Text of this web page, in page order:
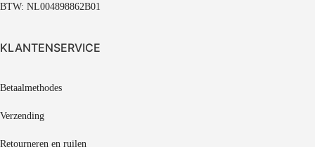
BTW: NL004898862B01
KLANTENSERVICE
Betaalmethodes
Verzending
Retourneren en ruilen